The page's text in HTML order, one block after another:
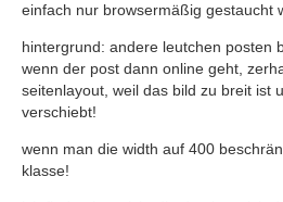
einfach nur browsermäßig gestaucht
hintergrund: andere leutchen posten
wenn der post dann online geht,
seitenlayout, weil das bild zu breit ist
verschiebt!
wenn man die width auf 400
klasse!